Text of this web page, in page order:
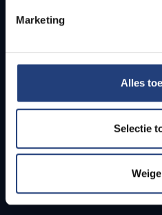
Marketing
Alles
Selectie
Students
PhD students
Teachers and
Working students